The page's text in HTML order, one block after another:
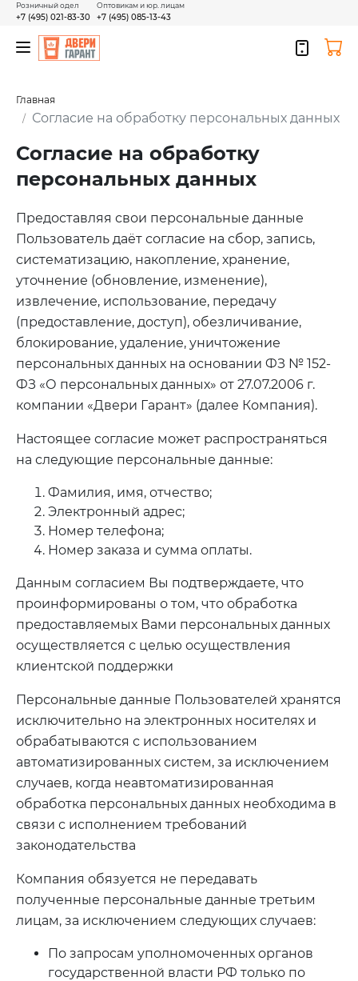
Розничный одел
+7 (495) 021-83-30
Оптовикам и юр. лицам
+7 (495) 085-13-43
Главная
Согласие на обработку персональных данных
Согласие на обработку
персональных данных
Предоставляя свои персональные данные
Пользователь даёт согласие на сбор, запись,
систематизацию, накопление, хранение,
уточнение (обновление, изменение),
извлечение, использование, передачу
(предоставление, доступ), обезличивание,
блокирование, удаление, уничтожение
персональных данных на основании ФЗ № 152-
ФЗ «О персональных данных» от 27.07.2006 г.
компании «Двери Гарант» (далее Компания).
Настоящее согласие может распространяться
на следующие персональные данные:
Фамилия, имя, отчество;
Электронный адрес;
Номер телефона;
Номер заказа и сумма оплаты.
Данным согласием Вы подтверждаете, что
проинформированы о том, что обработка
предоставляемых Вами персональных данных
осуществляется с целью осуществления
клиентской поддержки
Персональные данные Пользователей хранятся
исключительно на электронных носителях и
обрабатываются с использованием
автоматизированных систем, за исключением
случаев, когда неавтоматизированная
обработка персональных данных необходима в
связи с исполнением требований
законодательства
Компания обязуется не передавать
полученные персональные данные третьим
лицам, за исключением следующих случаев:
По запросам уполномоченных органов
государственной власти РФ только по